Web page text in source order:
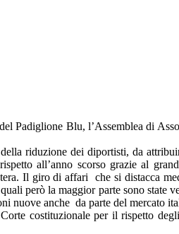
Padiglione Blu, l’Assemblea di
riduzione dei diportisti, da
all’anno scorso grazie al
Il giro di affari che si distacca
però la maggior parte sono
nuove anche da parte del mercato
costituzionale per il rispetto